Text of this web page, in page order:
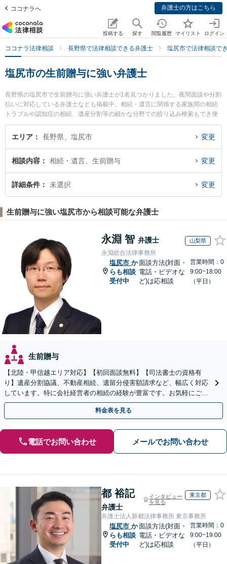
ココナラへ 弁護士の方はこちら
投稿する 探す 閲覧履歴 マイリスト ログイン
ココナラ法律相談 長野県で法律相談できる弁護士 塩尻市で法律相談で
塩尻市の生前贈与に強い弁護士
長野県の塩尻市で生前贈与に強い弁護士が1名見つかりました。夜間面談や分割
払いに対応している弁護士なども掲載中。相続・遺言に関係する家族間の相続
トラブルや認知症の相続、遺産分割等の細かな分野での絞り込み検索もでき便
利です。特に塩尻法律事務所の池内 好史弁護士のプロフィール情報や弁護士費
用、強みなどが注目されています。『塩尻市で土日や夜間に発生した生前贈与
る塩尻市内の弁護士に相談予約したい』などでお困りの相談者さんにおすすめ
です。
エリア 長野県、塩尻市 変更
相談内容 相続・遺言、生前贈与 変更
詳細条件 未選択 変更
生前贈与に強い塩尻市から相談可能な弁護士
永淵 智 弁護士 山梨県
永淵総合法律事務所
塩尻市 か
らも相談
受付中
面談方法(対面・
電話・ビデオな
ど)は応相談
営業時間：0
9:00~18:00
（平日）
生前贈与
【北陸・甲信越エリア対応】【初回面談無料】【司法書士の資格有
り】遺産分割協議、不動産相続、遺留分侵害額請求など、幅広く対応
しています。特に会社経営者の相続の経験が豊富です。お気軽にご相
談ください。【休日・夜間面談可】【オンライン面談可】
料金表を見る
電話でお問い合わせ メールでお問い合わせ
都 裕記
弁護士
インタビュー
を見る
東京都
弁護士法人新都法律事務所 東京事務所
塩尻市 か
らも相談
受付中
面談方法(対面・
電話・ビデオな
ど)は応相談
営業時間：0
9:00~19:00
（平日）